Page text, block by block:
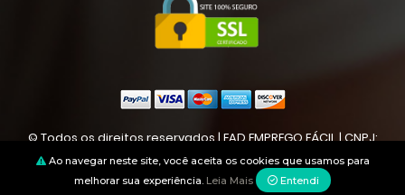
Ao navegar neste site, você aceita os cookies que usamos para
melhorar sua experiência. Leia Mais Entendi
© Todos os direitos reservados | EAD EMPREGO FÁCIL | CNPJ:
11651811000179